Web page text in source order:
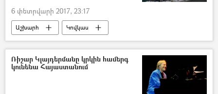
6 փետրվարի 2017, 23:17
Աշխարհ Կովկաս
Ռիշար Կլայդերմանը կրկին համերգ
կունենա Հայաստանում